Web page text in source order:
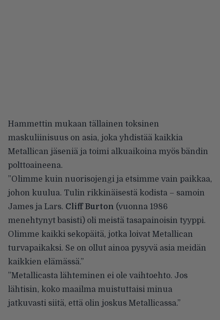
Hammettin mukaan tällainen toksinen
maskuliinisuus on asia, joka yhdistää kaikkia
Metallican jäseniä ja toimi alkuaikoina myös bändin
polttoaineena.
”Olimme kuin nuorisojengi ja etsimme vain paikkaa,
johon kuulua. Tulin rikkinäisestä kodista – samoin
James ja Lars. Cliff Burton (vuonna 1986
menehtynyt basisti) oli meistä tasapainoisin tyyppi.
Olimme kaikki sekopäitä, jotka loivat Metallican
turvapaikaksi. Se on ollut ainoa pysyvä asia meidän
kaikkien elämässä.”
”Metallicasta lähteminen ei ole vaihtoehto. Jos
lähtisin, koko maailma muistuttaisi minua
jatkuvasti siitä, että olin joskus Metallicassa.”